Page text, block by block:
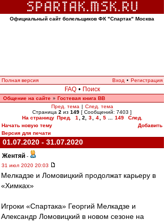
Официальный сайт болельщиков ФК "Спартак" Москва
Полная версия Вход • Регистрация
FAQ • Поиск
Общение на сайте » Гостевая книга ВВ
Пред. тема | След. тема
Страница 2 из 149 [ Сообщений: 7403 ]
На страницу Пред. 1 2 3 4 5 149
След.
Начать новую тему
Добавить
Версия для печати
01.07.2020 - 31.07.2020
Жентяй -
31 июл 2020 20:03
Мелкадзе и Ломовицкий продолжат карьеру в
«Химках»
Игроки «Спартака» Георгий Мелкадзе и
Александр Ломовицкий в новом сезоне на